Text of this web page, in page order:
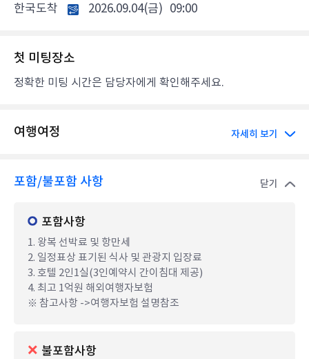
한국도착
2026.09.04(금) 09:00
첫 미팅장소
정확한 미팅 시간은 담당자에게 확인해주세요.
여행여정 자세히 보기
포함/불포함 사항 닫기
포함사항
1. 왕복 선박료 및 항만세
2. 일정표상 표기된 식사 및 관광지 입장료
3. 호텔 2인1실(3인예약시 간이침대 제공)
4. 최고 1억원 해외여행자보험
※ 참고사항 ->여행자보험 설명참조
불포함사항